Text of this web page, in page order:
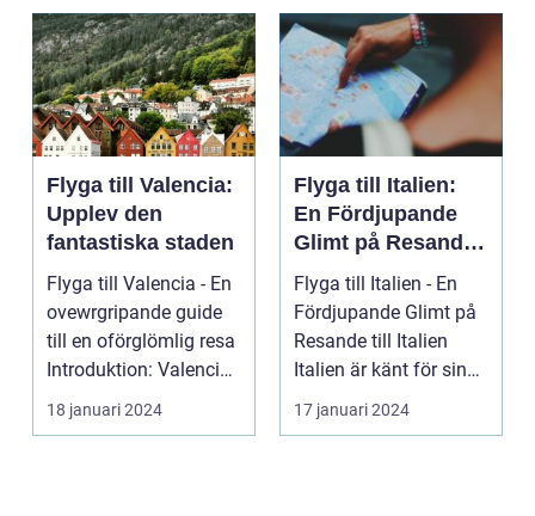
Flyga till Valencia:
Upplev den
fantastiska staden
Flyga till Valencia - En
ovewrgripande guide
till en oförglömlig resa
Introduktion: Valencia,
beläg...
18 januari 2024
Flyga till Italien:
En Fördjupande
Glimt på Resande
till Italien
Flyga till Italien - En
Fördjupande Glimt på
Resande till Italien
Italien är känt för sina
fantasti...
17 januari 2024